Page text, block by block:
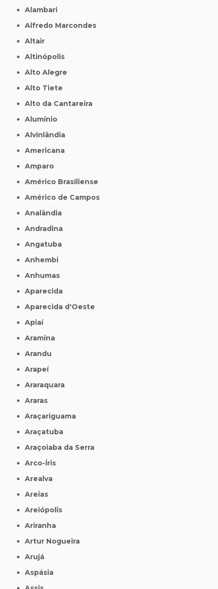
Alambari
Alfredo Marcondes
Altair
Altinópolis
Alto Alegre
Alto Tiete
Alto da Cantareira
Alumínio
Alvinlândia
Americana
Amparo
Américo Brasiliense
Américo de Campos
Analândia
Andradina
Angatuba
Anhembi
Anhumas
Aparecida
Aparecida d'Oeste
Apiaí
Aramina
Arandu
Arapeí
Araraquara
Araras
Araçariguama
Araçatuba
Araçoiaba da Serra
Arco-Íris
Arealva
Areias
Areiópolis
Ariranha
Artur Nogueira
Arujá
Aspásia